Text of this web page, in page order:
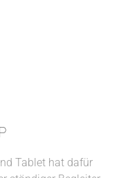
Tablet hat dafür